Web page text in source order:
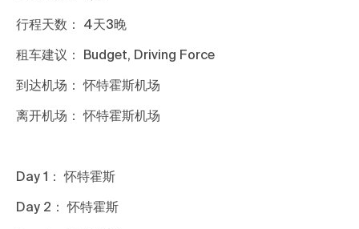
行程天数： 4天3晚
租车建议： Budget, Driving Force
到达机场： 怀特霍斯机场
离开机场： 怀特霍斯机场
Day 1： 怀特霍斯
Day 2： 怀特霍斯